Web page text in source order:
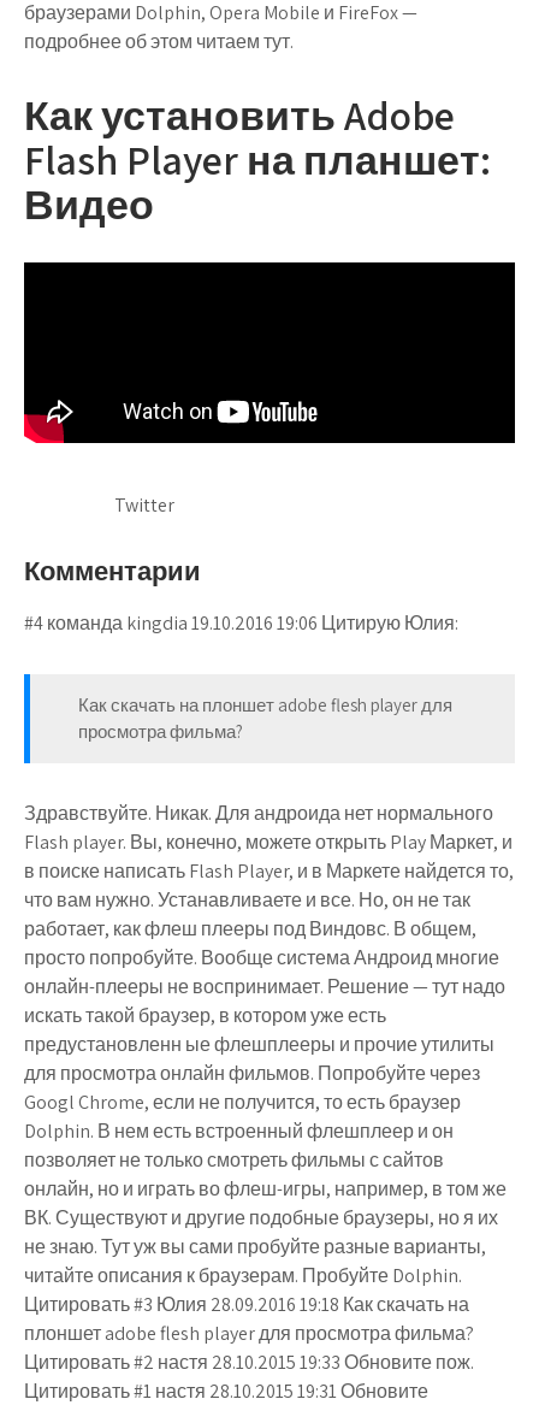
браузерами Dolphin, Opera Mobile и FireFox —
подробнее об этом читаем тут.
Как установить Adobe
Flash Player на планшет:
Видео
Twitter
Комментарии
#4 команда kingdia 19.10.2016 19:06 Цитирую Юлия:
Как скачать на плоншет adobe flesh player для
просмотра фильма?
Здравствуйте. Никак. Для андроида нет нормального
Flash player. Вы, конечно, можете открыть Play Маркет, и
в поиске написать Flash Player, и в Маркете найдется то,
что вам нужно. Устанавливаете и все. Но, он не так
работает, как флеш плееры под Виндовс. В общем,
просто попробуйте. Вообще система Андроид многие
онлайн-плееры не воспринимает. Решение — тут надо
искать такой браузер, в котором уже есть
предустановленн ые флешплееры и прочие утилиты
для просмотра онлайн фильмов. Попробуйте через
Googl Chrome, если не получится, то есть браузер
Dolphin. В нем есть встроенный флешплеер и он
позволяет не только смотреть фильмы с сайтов
онлайн, но и играть во флеш-игры, например, в том же
ВК. Существуют и другие подобные браузеры, но я их
не знаю. Тут уж вы сами пробуйте разные варианты,
читайте описания к браузерам. Пробуйте Dolphin.
Цитировать #3 Юлия 28.09.2016 19:18 Как скачать на
плоншет adobe flesh player для просмотра фильма?
Цитировать #2 настя 28.10.2015 19:33 Обновите пож.
Цитировать #1 настя 28.10.2015 19:31 Обновите